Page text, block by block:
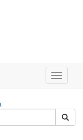
Toggle